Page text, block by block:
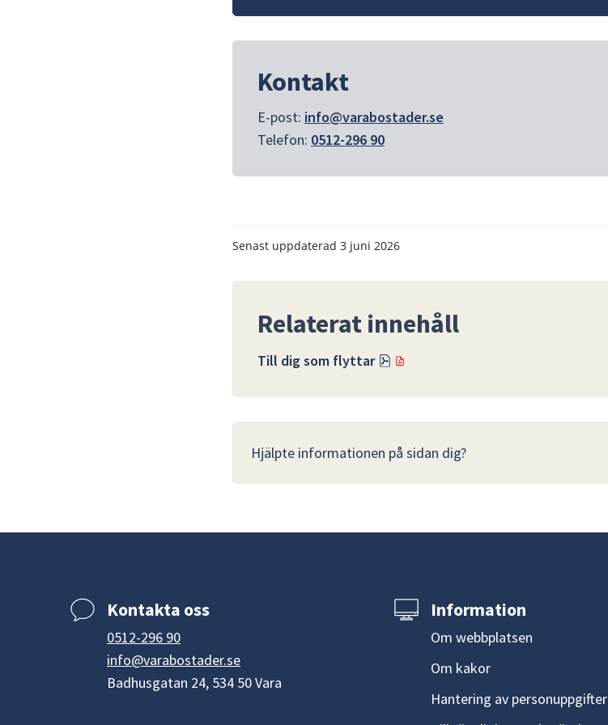
Kontakt
E-post: info@varabostader.se
Telefon: 0512-296 90
Senast uppdaterad 3 juni 2026
Relaterat innehåll
Till dig som flyttar Pdf, 541.8 kB.
Hjälpte informationen på sidan dig?
Kontakta oss
0512-296 90
info@varabostader.se
Badhusgatan 24, 534 50 Vara
Information
Om webbplatsen
Om kakor
Hantering av personuppgifter